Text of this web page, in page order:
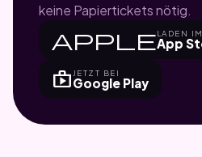
keine Papiertickets nötig.
appleLADEN IM
App
shop JETZT BEI
Google Play